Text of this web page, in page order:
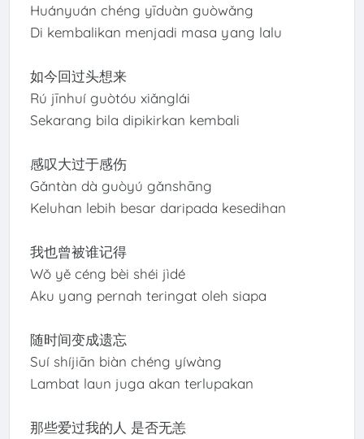
Huányuán chéng yīduàn guòwǎng
Di kembalikan menjadi masa yang lalu
如今回过头想来
Rú jīnhuí guòtóu xiǎnglái
Sekarang bila dipikirkan kembali
感叹大过于感伤
Gǎntàn dà guòyú gǎnshāng
Keluhan lebih besar daripada kesedihan
我也曾被谁记得
Wǒ yě céng bèi shéi jìdé
Aku yang pernah teringat oleh siapa
随时间变成遗忘
Suí shíjiān biàn chéng yíwàng
Lambat laun juga akan terlupakan
那些爱过我的人 是否无恙